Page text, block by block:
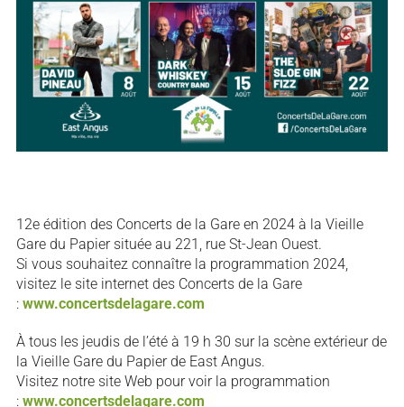
12e édition des Concerts de la Gare en 2024 à la Vieille
Gare du Papier située au 221, rue St-Jean Ouest.
Si vous souhaitez connaître la programmation 2024,
visitez le site internet des Concerts de la Gare
: www.concertsdelagare.com
À tous les jeudis de l’été à 19 h 30 sur la scène extérieur de
la Vieille Gare du Papier de East Angus.
Visitez notre site Web pour voir la programmation
: www.concertsdelagare.com